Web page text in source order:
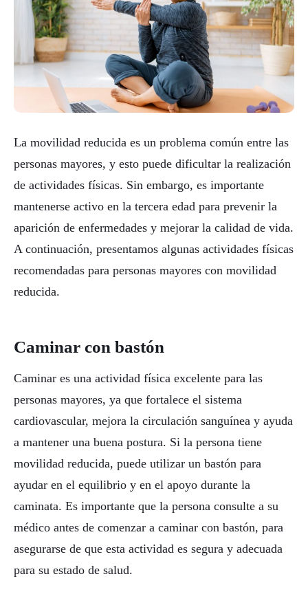
La movilidad reducida es un problema común entre las
personas mayores, y esto puede dificultar la realización
de actividades físicas. Sin embargo, es importante
mantenerse activo en la tercera edad para prevenir la
aparición de enfermedades y mejorar la calidad de vida.
A continuación, presentamos algunas actividades físicas
recomendadas para personas mayores con movilidad
reducida.
Caminar con bastón
Caminar es una actividad física excelente para las
personas mayores, ya que fortalece el sistema
cardiovascular, mejora la circulación sanguínea y ayuda
a mantener una buena postura. Si la persona tiene
movilidad reducida, puede utilizar un bastón para
ayudar en el equilibrio y en el apoyo durante la
caminata. Es importante que la persona consulte a su
médico antes de comenzar a caminar con bastón, para
asegurarse de que esta actividad es segura y adecuada
para su estado de salud.